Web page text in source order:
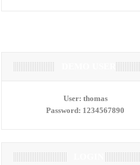
User:thomas
Password: 1234567890